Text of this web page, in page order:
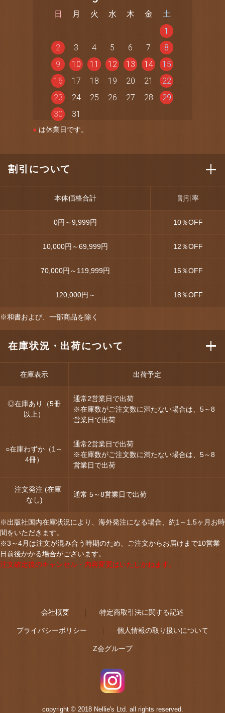
日 月 火 水 木 金
土
1
2
3 4 5 6 7
8
9
10 11 12 13 14
15
16
17 18 19 20 21
22
23
24 25 26 27 28
29
30
31
● は休業日です。
割引について
本体価格合計 割引率
0円～9,999円 10％OFF
10,000円～69,999円 12％OFF
70,000円～119,999円 15％OFF
120,000円～ 18％OFF
※和書および、一部商品を除く
在庫状況・出荷について
在庫表示 出荷予定
◎在庫あり（5冊
以上）
通常2営業日で出荷
※在庫数がご注文数に満たない場合は、5～8
営業日で出荷
○在庫わずか（1～
4冊）
通常2営業日で出荷
※在庫数がご注文数に満たない場合は、5～8
営業日で出荷
注文発注 (在庫
なし)
通常 5～8営業日で出荷
※出版社国内在庫状況により、海外発注になる場合、約1～1.5ヶ月お時
間をいただきます。
※3～4月は注文が混み合う時期のため、ご注文からお届けまで10営業
日前後かかる場合がございます。
注文確定後のキャンセル・内容変更はいたしかねます。
会社概要 特定商取引法に関する記述
プライバシーポリシー 個人情報の取り扱いについて
Z会グループ
copyright © 2018 Nellie's Ltd. all rights reserved.